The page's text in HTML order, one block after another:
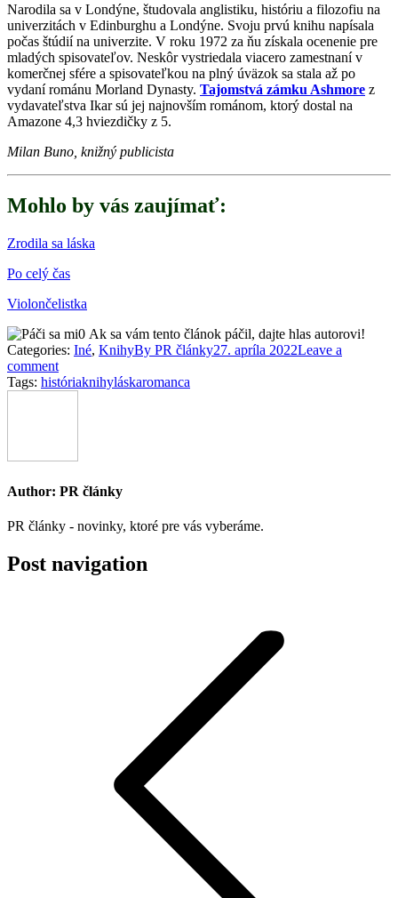
Narodila sa v Londýne, študovala anglistiku, históriu a filozofiu na
univerzitách v Edinburghu a Londýne. Svoju prvú knihu napísala
počas štúdií na univerzite. V roku 1972 za ňu získala ocenenie pre
mladých spisovateľov. Neskôr vystriedala viacero zamestnaní v
komerčnej sfére a spisovateľkou na plný úväzok sa stala až po
vydaní románu Morland Dynasty. Tajomstvá zámku Ashmore z
vydavateľstva Ikar sú jej najnovším románom, ktorý dostal na
Amazone 4,3 hviezdičky z 5.
Milan Buno, knižný publicista
Mohlo by vás zaujímať:
Zrodila sa láska
Po celý čas
Violončelistka
0 Ak sa vám tento článok páčil, dajte hlas autorovi!
Categories: Iné, KnihyBy PR články27. apríla 2022Leave a
comment
Tags: históriaknihyláskaromanca
Author: PR články
PR články - novinky, ktoré pre vás vyberáme.
Post navigation